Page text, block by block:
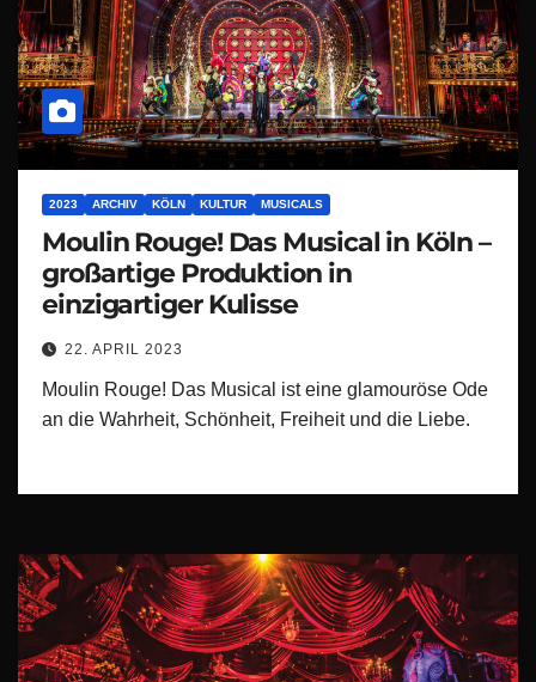
2023 ARCHIV KÖLN KULTUR MUSICALS
Moulin Rouge! Das Musical in Köln –
großartige Produktion in
einzigartiger Kulisse
22. APRIL 2023
Moulin Rouge! Das Musical ist eine glamouröse Ode
an die Wahrheit, Schönheit, Freiheit und die Liebe.